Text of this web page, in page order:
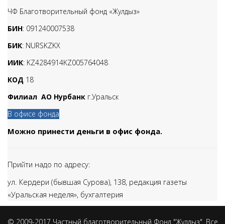
ЧФ Благотворительный фонд «Жулдыз»
БИН: 091240007538
БИК: NURSKZKX
ИИК: KZ4284914KZ005764048
КОД 18
Филиал АО Нурбанк г.Уральск
В офисе фонда
Можно принести деньги в офис фонда.
Прийти надо по адресу:
ул. Кердери (бывшая Сурова), 138, редакция газеты
«Уральская неделя», бухгалтерия
© 2009-2017 Частный благотворительный Фонд "Жулдыз". Все